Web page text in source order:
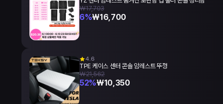
₩17,703
6%₩16,700
4.6
TPE 케이스 센터 콘솔 암레스트 뚜껑
₩21,562
52%₩10,350